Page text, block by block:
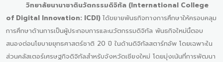
วิทยาลัยนานาชาตินวัตกรรมดิจิทัล (International College
of Digital Innovation: ICDI) ได้ขยายพันธกิจทางการศึกษาให้ครอบคลุม
การศึกษาด้านการเป็นผู้ประกอบการและนวัตกรรมดิจิทัล พันธกิจใหม่นี้ตอบ
สนองต่อนโยบายยุทธศาสตร์ชาติ 20 ปี ในด้านดิจิทัลสตาร์ทอัพ โดยเฉพาะใน
ส่วนคลัสเตอร์เศรษฐกิจดิจิทัลสำหรับจังหวัดเชียงใหม่ โดยมุ่งเน้นที่การพัฒนา